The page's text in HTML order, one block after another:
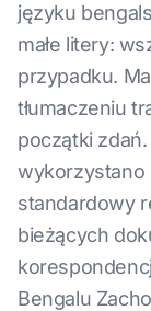
języku
małe litery:
przypadku.
tłumaczeniu
początki
wykorzystano
standardowy
bieżących
Bengalu